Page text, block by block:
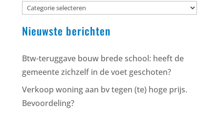
Nieuwste berichten
Btw-teruggave bouw brede school: heeft de
gemeente zichzelf in de voet geschoten?
Verkoop woning aan bv tegen (te) hoge prijs.
Bevoordeling?